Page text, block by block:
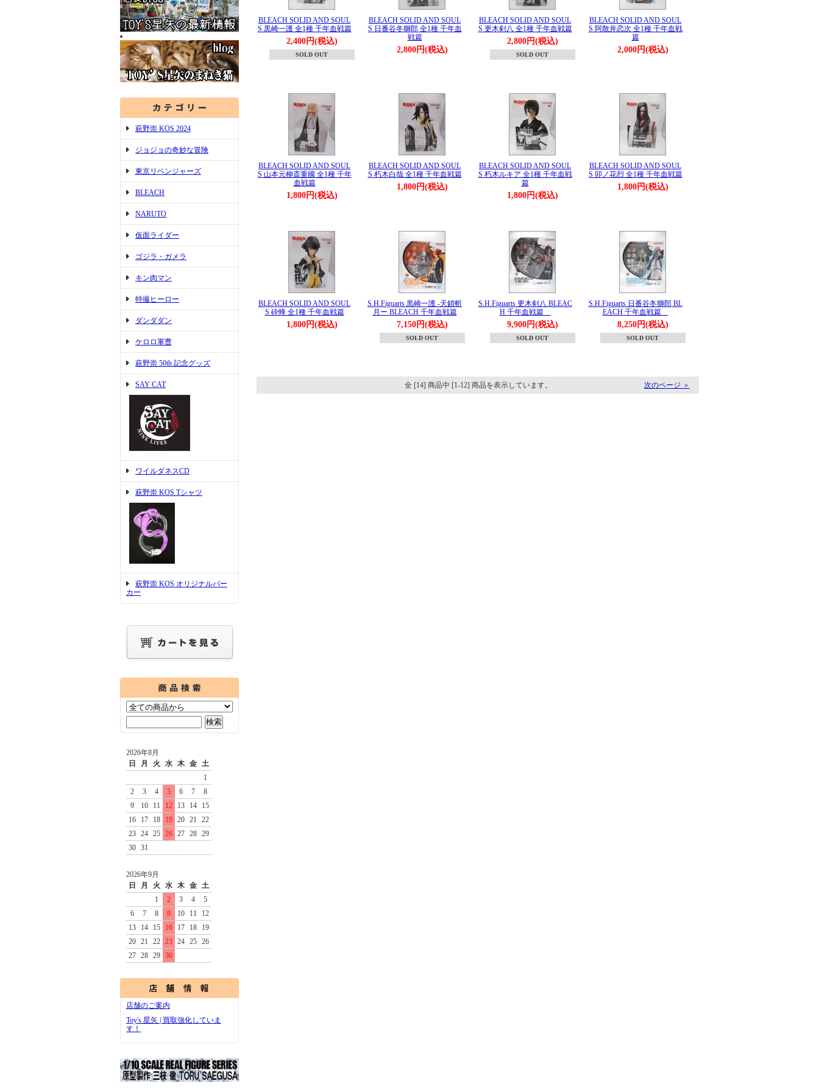
萩野崇 KOS 2024
ジョジョの奇妙な冒険
東京リベンジャーズ
BLEACH
NARUTO
仮面ライダー
ゴジラ・ガメラ
キン肉マン
特撮ヒーロー
ダンダダン
ケロロ軍曹
萩野崇 50th 記念グッズ
SAY CAT
ワイルダネスCD
萩野崇 KOS Tシャツ
萩野崇 KOS オリジナルパー
カー
2026年8月
日
月 火 水 木 金 土
1
2
3 4 5 6 7
8
9
10 11 12 13 14
15
16
17 18 19 20 21
22
23 24 25 26 27 28 29
30 31
2026年9月
日
月 火 水 木 金 土
1
2 3 4
5
6
7 8 9 10 11
12
13
14 15 16 17 18
19
20 21 22 23 24 25 26
27 28 29 30
店舗のご案内
Toy's 星矢 | 買取強化していま
す！
BLEACH SOLID AND SOUL
S 黒崎一護 全1種 千年血戦篇
2,400円(税込)
SOLD OUT
BLEACH SOLID AND SOUL
S 日番谷冬獅郎 全1種 千年血
戦篇
2,800円(税込)
BLEACH SOLID AND SOUL
S 更木剣八 全1種 千年血戦篇
2,800円(税込)
SOLD OUT
BLEACH SOLID AND SOUL
S 阿散井恋次 全1種 千年血戦
篇
2,000円(税込)
BLEACH SOLID AND SOUL
S 山本元柳斎重國 全1種 千年
血戦篇
1,800円(税込)
BLEACH SOLID AND SOUL
S 朽木白哉 全1種 千年血戦篇
1,800円(税込)
BLEACH SOLID AND SOUL
S 朽木ルキア 全1種 千年血戦
篇
1,800円(税込)
BLEACH SOLID AND SOUL
S 卯ノ花烈 全1種 千年血戦篇
1,800円(税込)
BLEACH SOLID AND SOUL
S 砕蜂 全1種 千年血戦篇
1,800円(税込)
S.H.Figuarts 黒崎一護 -天鎖斬
月ー BLEACH 千年血戦篇
7,150円(税込)
SOLD OUT
S.H.Figuarts 更木剣八 BLEAC
H 千年血戦篇
9,900円(税込)
SOLD OUT
S.H.Figuarts 日番谷冬獅郎 BL
EACH 千年血戦篇
8,250円(税込)
SOLD OUT
全 [14] 商品中 [1-12] 商品を表示しています。 次のページ ＞